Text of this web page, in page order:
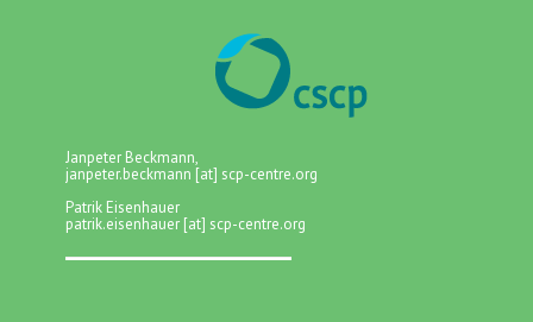
Janpeter Beckmann,
janpeter.beckmann [at] scp-centre.org
Patrik Eisenhauer
patrik.eisenhauer [at] scp-centre.org